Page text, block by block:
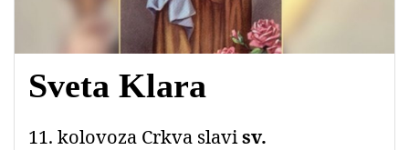
Sveta Klara
11. kolovoza Crkva slavisv.